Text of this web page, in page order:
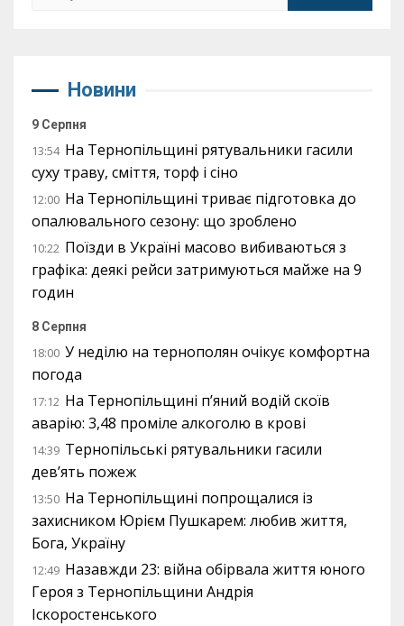
Новини
9 Серпня
13:54 На Тернопільщині рятувальники гасили
суху траву, сміття, торф і сіно
12:00 На Тернопільщині триває підготовка до
опалювального сезону: що зроблено
10:22 Поїзди в Україні масово вибиваються з
графіка: деякі рейси затримуються майже на 9
годин
8 Серпня
18:00 У неділю на тернополян очікує комфортна
погода
17:12 На Тернопільщині п’яний водій скоїв
аварію: 3,48 проміле алкоголю в крові
14:39 Тернопільські рятувальники гасили
дев’ять пожеж
13:50 На Тернопільщині попрощалися із
захисником Юрієм Пушкарем: любив життя,
Бога, Україну
12:49 Назавжди 23: війна обірвала життя юного
Героя з Тернопільщини Андрія
Іскоростенського